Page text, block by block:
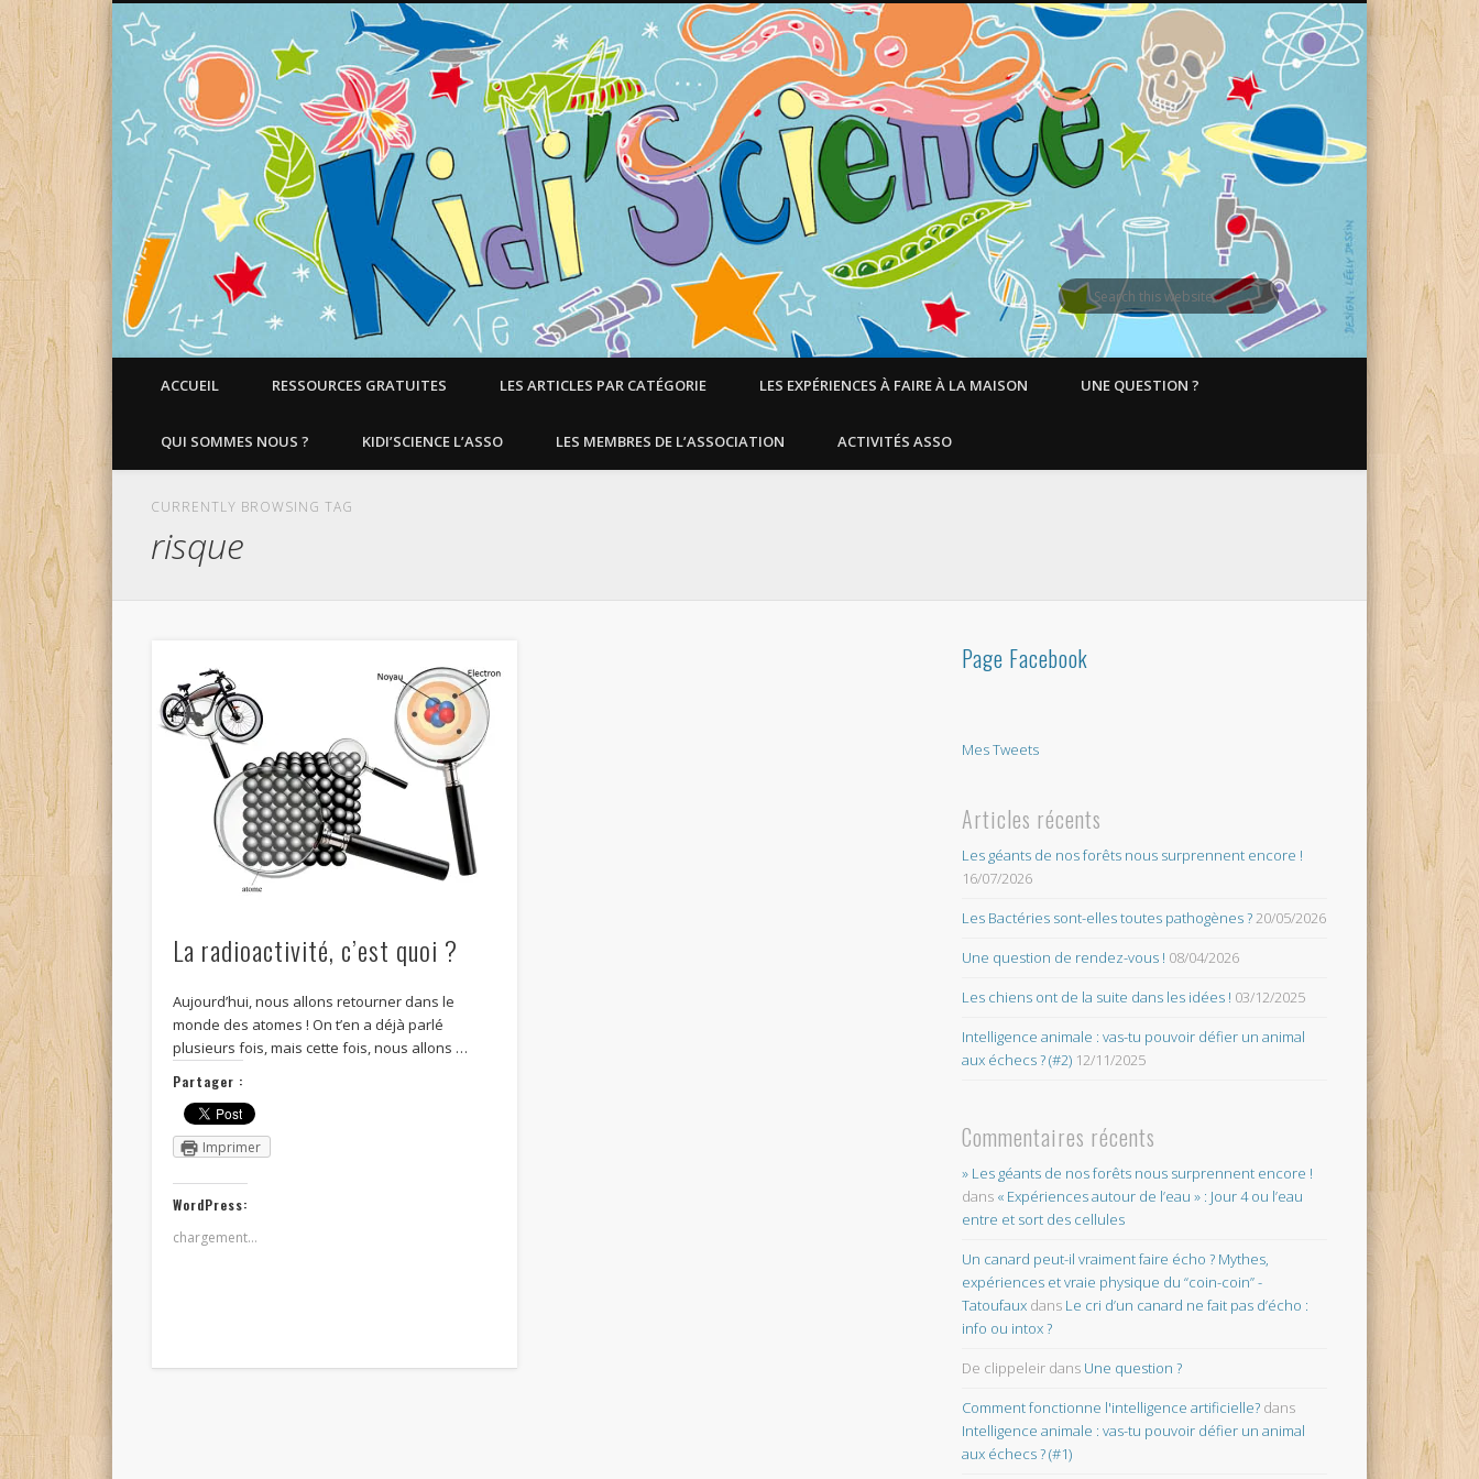
Faire aimer les Sciences aux Enfants !
ACCUEIL RESSOURCES GRATUITES LES ARTICLES PAR CATÉGORIE LES EXPÉRIENCES À FAIRE À LA MAISON UNE QUESTION ?
QUI SOMMES NOUS ? KIDI’SCIENCE L’ASSO LES MEMBRES DE L’ASSOCIATION ACTIVITÉS ASSO
CURRENTLY BROWSING TAG
risque
La radioactivité, c’est quoi ?
Aujourd’hui, nous allons retourner dans le
monde des atomes ! On t’en a déjà parlé
plusieurs fois, mais cette fois, nous allons …
Partager :
Imprimer
WordPress:
chargement…
Page Facebook
Mes Tweets
Articles récents
Les géants de nos forêts nous surprennent encore !
16/07/2026
Les Bactéries sont-elles toutes pathogènes ?20/05/2026
Une question de rendez-vous ! 08/04/2026
Les chiens ont de la suite dans les idées ! 03/12/2025
Intelligence animale : vas-tu pouvoir défier un animal
aux échecs ? (#2) 12/11/2025
Commentaires récents
» Les géants de nos forêts nous surprennent encore !
dans « Expériences autour de l’eau » : Jour 4 ou l’eau
entre et sort des cellules
Un canard peut-il vraiment faire écho ? Mythes,
expériences et vraie physique du “coin-coin” -
Tatoufaux dans Le cri d’un canard ne fait pas d’écho :
info ou intox ?
De clippeleir dans Une question ?
Comment fonctionne l'intelligence artificielle? dans
Intelligence animale : vas-tu pouvoir défier un animal
aux échecs ? (#1)